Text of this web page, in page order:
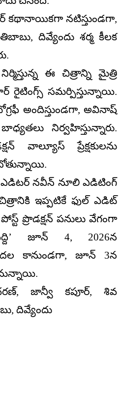
కథానాయికగా నటిస్తుండగా,
దివ్యేందు శర్మ కీలక
ఈ చిత్రాన్ని మైత్రి
రైటింగ్స్ సమర్పిస్తున్నాయి.
అందిస్తుండగా, అవినాష్
నిర్వహిస్తున్నారు.
వాల్యూస్ ప్రేక్షకులను
ఎడిటర్ నవీన్ నూలి ఎడిటింగ్
ఇప్పటికే ఫుల్ ఎడిట్
ప్రొడక్షన్ పనులు వేగంగా
జూన్ 4, 2026న
కానుండగా, జూన్ 3న
జాన్వీ కపూర్, శివ
దివ్యేందు